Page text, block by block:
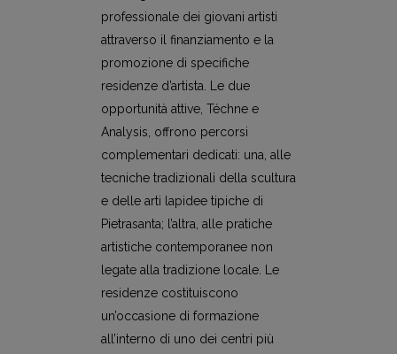
professionale dei giovani artisti
attraverso il finanziamento e la
promozione di specifiche
residenze d’artista. Le due
opportunità attive, Téchne e
Analysis, offrono percorsi
complementari dedicati: una, alle
tecniche tradizionali della scultura
e delle arti lapidee tipiche di
Pietrasanta; l’altra, alle pratiche
artistiche contemporanee non
legate alla tradizione locale. Le
residenze costituiscono
un’occasione di formazione
all’interno di uno dei centri più